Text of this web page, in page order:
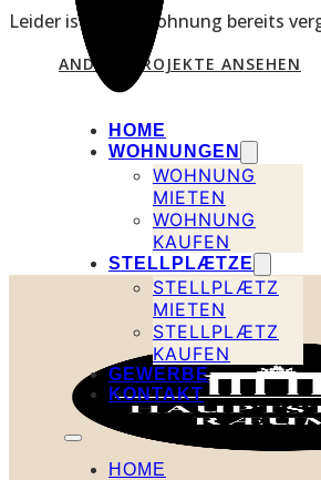
HOME
WOHNUNGEN
WOHNUNG
MIETEN
WOHNUNG
KAUFEN
STELLPLÆTZE
STELLPLÆTZ
MIETEN
STELLPLÆTZ
KAUFEN
GEWERBE
KONTAKT
HOME
Leider ist diese Wohnung bereits
ANDERE PROJEKTE ANSEHEN